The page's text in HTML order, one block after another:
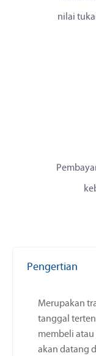
nilai
Pengertian
Merupakan
tanggal
membeli
akan datang